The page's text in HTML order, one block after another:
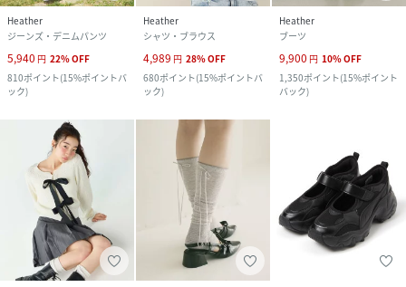
Heather
ジーンズ・デニムパンツ
5,940 円 22%OFF
810ポイント(15%ポイントバ
ック)
Heather
シャツ・ブラウス
4,989 円 28%OFF
680ポイント(15%ポイントバ
ック)
Heather
ブーツ
9,900 円 10%OFF
1,350ポイント(15%ポイント
バック)